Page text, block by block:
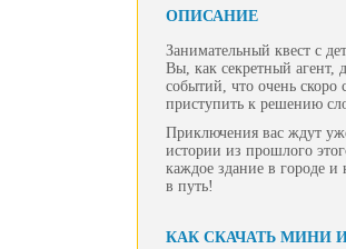
ОПИСАНИЕ
Занимательный квест с
Вы, как секретный агент,
событий, что очень скоро
приступить к решению
Приключения вас ждут
истории из прошлого
каждое здание в городе и
в путь!
КАК СКАЧАТЬ МИНИ